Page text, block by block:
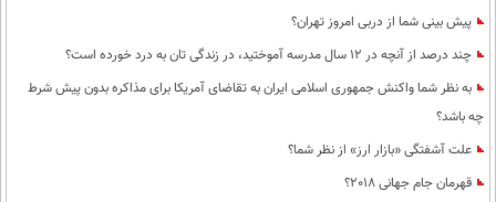
پیش بینی شما از دربی امروز تهران؟
چند درصد از آنچه در 12 سال مدرسه آموختید، در زندگی تان به درد خورده است؟
به نظر شما واکنش جمهوری اسلامی ایران به تقاضای آمریکا برای مذاکره بدون پیش شرط
چه باشد؟
علت آشفتگی «بازار ارز» از نظر شما؟
قهرمان جام جهانی 2018؟